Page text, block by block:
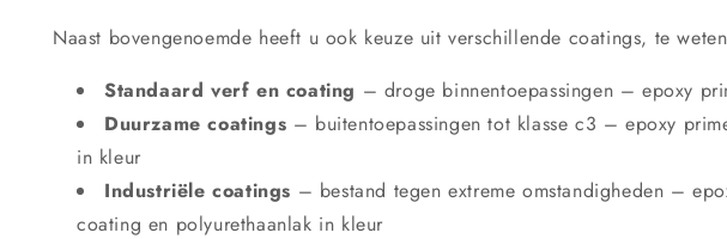
Naast bovengenoemde heeft u ook keuze uit verschillende coatings, te
Standaard verf en coating – droge binnentoepassingen – epoxy
Duurzame coatings – buitentoepassingen tot klasse c3 – epoxy
in kleur
Industriële coatings – bestand tegen extreme omstandigheden –
coating en polyurethaanlak in kleur